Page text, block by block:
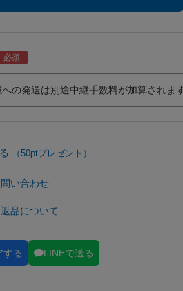
い合わせ
品について
する LINEで送る